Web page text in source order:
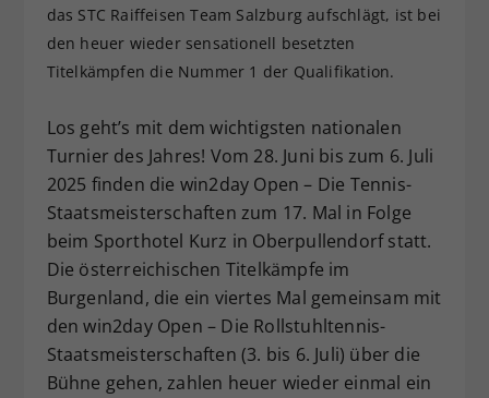
das STC Raiffeisen Team Salzburg aufschlägt, ist bei
den heuer wieder sensationell besetzten
Titelkämpfen die Nummer 1 der Qualifikation.
Los geht’s mit dem wichtigsten nationalen
Turnier des Jahres! Vom 28. Juni bis zum 6. Juli
2025 finden die win2day Open – Die Tennis-
Staatsmeisterschaften zum 17. Mal in Folge
beim Sporthotel Kurz in Oberpullendorf statt.
Die österreichischen Titelkämpfe im
Burgenland, die ein viertes Mal gemeinsam mit
den win2day Open – Die Rollstuhltennis-
Staatsmeisterschaften (3. bis 6. Juli) über die
Bühne gehen, zahlen heuer wieder einmal ein
Dieser Wert speichert Ihre Consent-
Einstellungen. Unter anderem eine
zufällig generierte ID, für die
vorgenommen Einstellungen, falls der
Webseiten-Betreiber dies eingestellt